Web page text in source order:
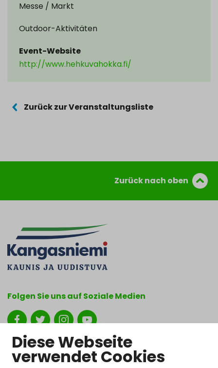
Diese Webseite
verwendet Cookies
Messe / Markt
Outdoor-Aktivitäten
Event-Website
http://www.hehkuvahokka.fi/
Zurück zur Veranstaltungsliste
Zurück nach oben
Folgen Sie uns auf Soziale Medien
Show my cookie settings